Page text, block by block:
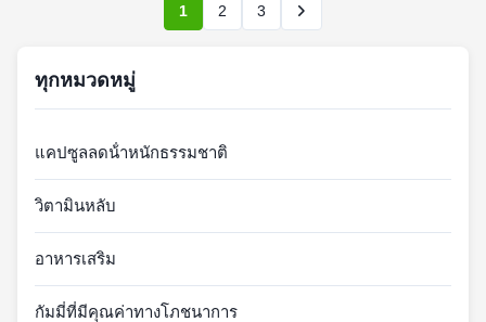
1 2 3
ทุกหมวดหมู่
แคปซูลลดน้ําหนักธรรมชาติ
วิตามินหลับ
อาหารเสริม
กัมมี่ที่มีคุณค่าทางโภชนาการ